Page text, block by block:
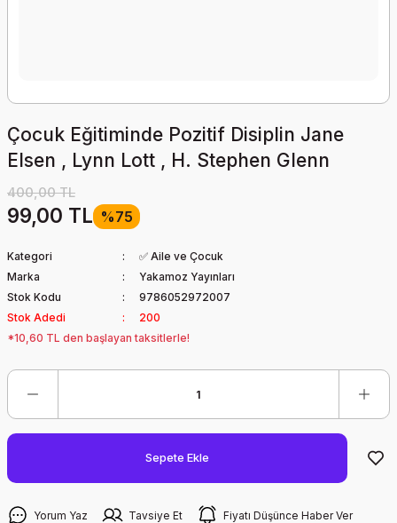
Çocuk Eğitiminde Pozitif Disiplin Jane
Elsen , Lynn Lott , H. Stephen Glenn
400,00 TL
99,00 TL %75
Kategori
✅ Aile ve Çocuk
Marka
Yakamoz Yayınları
Stok Kodu
9786052972007
Stok Adedi
200
*10,60 TL den başlayan taksitlerle!
Sepete Ekle
Yorum Yaz Tavsiye Et Fiyatı Düşünce Haber Ver